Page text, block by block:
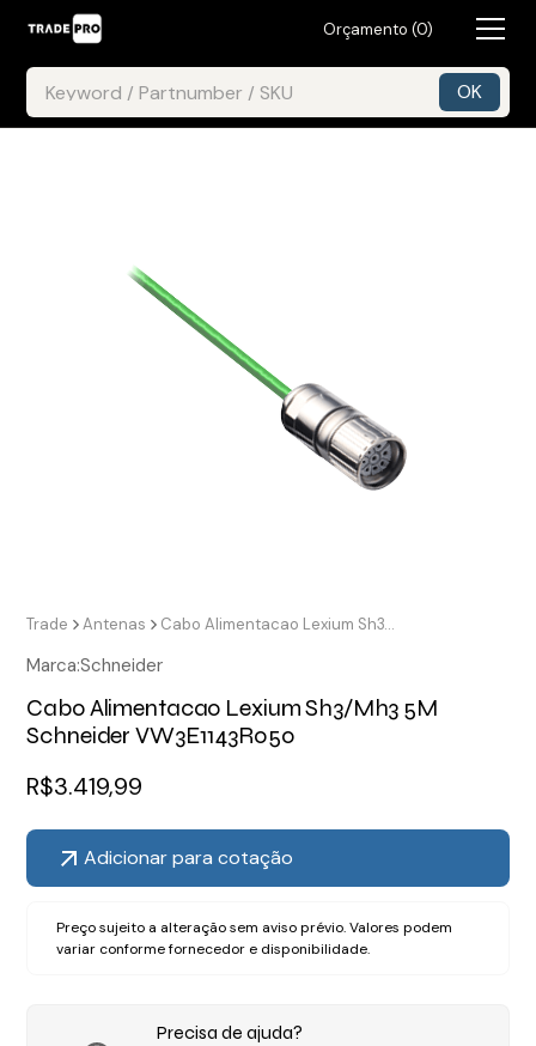
Orçamento (0)
Trade Antenas Cabo Alimentacao Lexium Sh3/Mh3 5M Schneider VW3E1143R050
Marca:Schneider
Cabo Alimentacao Lexium Sh3/Mh3 5M
Schneider VW3E1143R050
R$3.419,99
Adicionar para cotação
Preço sujeito a alteração sem aviso prévio. Valores podem
variar conforme fornecedor e disponibilidade.
Precisa de ajuda?